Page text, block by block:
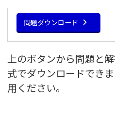
問題ダウンロード
上のボタンから問題と
式でダウンロードでき
用ください。